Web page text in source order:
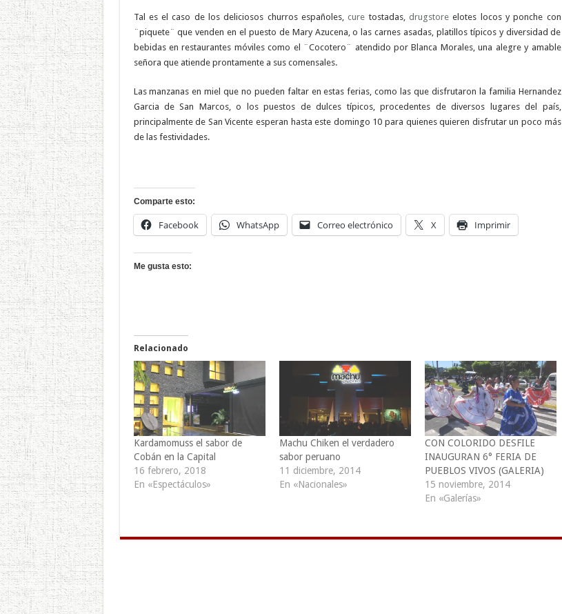
Tal es el caso de los deliciosos churros españoles,cure tostadas, drugstoreelotes locos y ponche con
¨piquete¨ que venden en el puesto de Mary Azucena, o las carnes asadas, platillos típicos y diversidad de
bebidas en restaurantes móviles como el ¨Cocotero¨ atendido por Blanca Morales, una alegre y amable
señora que atiende prontamente a sus comensales.
Las manzanas en miel que no pueden faltar en estas ferias, como las que disfrutaron la familia Hernandez
Garcia de San Marcos, o los puestos de dulces típicos, procedentes de diversos lugares del país,
principalmente de San Vicente esperan hasta este domingo 10 para quienes quieren disfrutar un poco más
de las festividades.
Comparte esto:
Facebook WhatsApp Correo electrónico X Imprimir
Me gusta esto:
Relacionado
Kardamomuss el sabor de
Cobán en la Capital
16 febrero, 2018
En «Espectáculos»
Machu Chiken el verdadero
sabor peruano
11 diciembre, 2014
En «Nacionales»
CON COLORIDO DESFILE
INAUGURAN 6° FERIA DE
PUEBLOS VIVOS (GALERIA)
15 noviembre, 2014
En «Galerías»